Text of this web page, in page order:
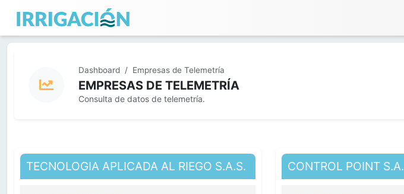
Dashboard Empresas de Telemetría
EMPRESAS DE TELEMETRÍA
Consulta de datos de telemetría.
TECNOLOGIA APLICADA AL RIEGO S.A.S. CONTROL POINT S.A.